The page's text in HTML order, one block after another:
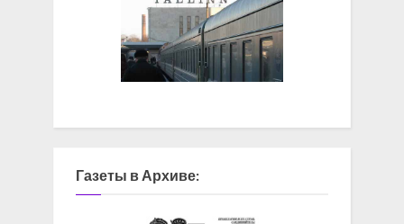
Газеты в Архиве: